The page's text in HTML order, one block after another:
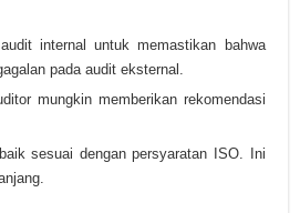
internal untuk memastikan bahwa
pada audit eksternal.
mungkin memberikan rekomendasi
sesuai dengan persyaratan ISO. Ini